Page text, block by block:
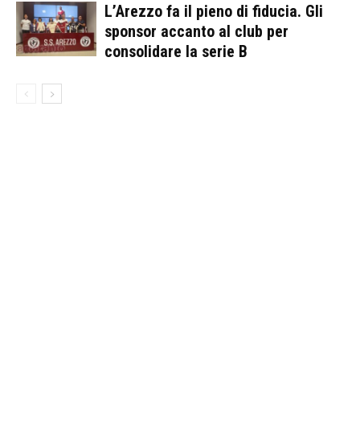
L’Arezzo fa il pieno di fiducia. Gli
sponsor accanto al club per
consolidare la serie B